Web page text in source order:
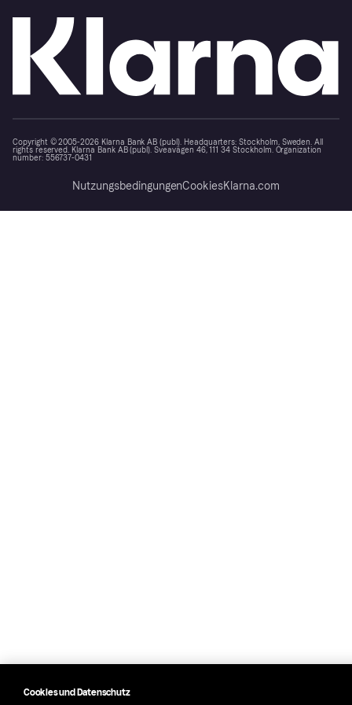
Copyright © 2005-2026 Klarna Bank AB (publ). Headquarters: Stockholm, Sweden. All
rights reserved. Klarna Bank AB (publ). Sveavägen 46, 111 34 Stockholm. Organization
number: 556737-0431
NutzungsbedingungenCookiesKlarna.com
Cookies und Datenschutz